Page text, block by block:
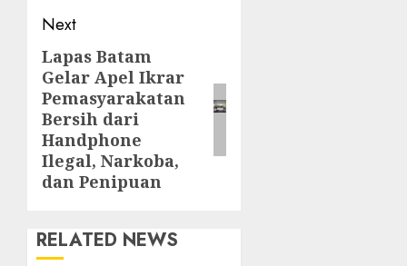
Next
Next
post:
Lapas Batam
Gelar Apel Ikrar
Pemasyarakatan
Bersih dari
Handphone
Ilegal, Narkoba,
dan Penipuan
RELATED NEWS